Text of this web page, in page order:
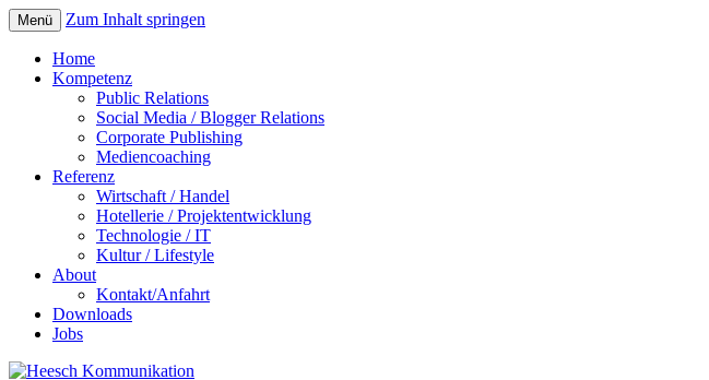
Menü Zum Inhalt springen
Home
Kompetenz
Public Relations
Social Media / Blogger Relations
Corporate Publishing
Mediencoaching
Referenz
Wirtschaft / Handel
Hotellerie / Projektentwicklung
Technologie / IT
Kultur / Lifestyle
About
Kontakt/Anfahrt
Downloads
Jobs